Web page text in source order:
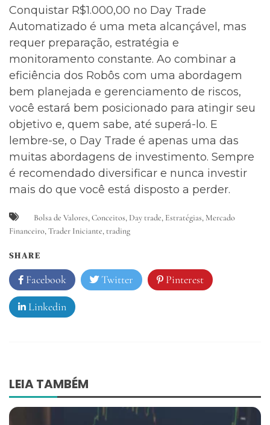
Conquistar R$1.000,00 no Day Trade
Automatizado é uma meta alcançável, mas
requer preparação, estratégia e
monitoramento constante. Ao combinar a
eficiência dos Robôs com uma abordagem
bem planejada e gerenciamento de riscos,
você estará bem posicionado para atingir seu
objetivo e, quem sabe, até superá-lo. E
lembre-se, o Day Trade é apenas uma das
muitas abordagens de investimento. Sempre
é recomendado diversificar e nunca investir
mais do que você está disposto a perder.
Bolsa de Valores,Conceitos, Day trade, Estratégias, Mercado
Financeiro,Trader Iniciante, trading
SHARE
Facebook Twitter Pinterest
Linkedin
de
Post
LEIA TAMBÉM